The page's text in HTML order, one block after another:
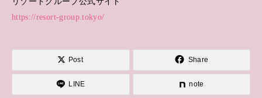
https://resort-group.tokyo/
Post Share
LINE note